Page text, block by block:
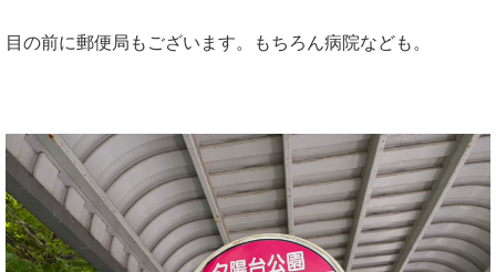
目の前に郵便局もございます。もちろん病院なども。